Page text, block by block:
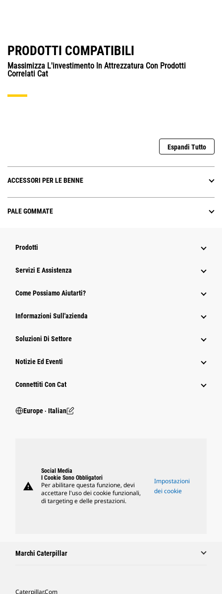
PRODOTTI COMPATIBILI
Massimizza L'investimento In Attrezzatura Con Prodotti
Correlati Cat
Espandi Tutto
ACCESSORI PER LE BENNE
PALE GOMMATE
Prodotti
Servizi E Assistenza
Come Possiamo Aiutarti?
Informazioni Sull'azienda
Soluzioni Di Settore
Notizie Ed Eventi
Connettiti Con Cat
Europe ‧ Italian
warning
Social Media
I Cookie Sono Obbligatori
Per abilitare questa funzione, devi
accettare l'uso dei cookie funzionali,
di targeting e delle prestazioni.
Impostazioni
dei cookie
Marchi Caterpillar
Caterpillar.com